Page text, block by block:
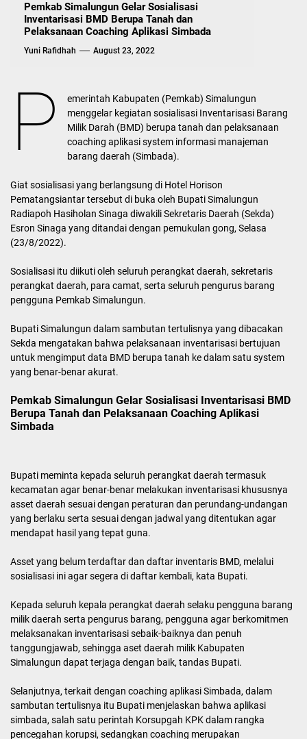
Pemkab Simalungun Gelar Sosialisasi
Inventarisasi BMD Berupa Tanah dan
Pelaksanaan Coaching Aplikasi Simbada
Yuni Rafidhah August 23, 2022
P
emerintah Kabupaten (Pemkab) Simalungun
menggelar kegiatan sosialisasi Inventarisasi Barang
Milik Darah (BMD) berupa tanah dan pelaksanaan
coaching aplikasi system informasi manajeman
barang daerah (Simbada).
Giat sosialisasi yang berlangsung di Hotel Horison
Pematangsiantar tersebut di buka oleh Bupati Simalungun
Radiapoh Hasiholan Sinaga diwakili Sekretaris Daerah (Sekda)
Esron Sinaga yang ditandai dengan pemukulan gong, Selasa
(23/8/2022).
Sosialisasi itu diikuti oleh seluruh perangkat daerah, sekretaris
perangkat daerah, para camat, serta seluruh pengurus barang
pengguna Pemkab Simalungun.
Bupati Simalungun dalam sambutan tertulisnya yang dibacakan
Sekda mengatakan bahwa pelaksanaan inventarisasi bertujuan
untuk mengimput data BMD berupa tanah ke dalam satu system
yang benar-benar akurat.
Pemkab Simalungun Gelar Sosialisasi Inventarisasi BMD
Berupa Tanah dan Pelaksanaan Coaching Aplikasi
Simbada
kecamatan agar benar-benar melakukan inventarisasi khususnya
asset daerah sesuai dengan peraturan dan perundang-undangan
mendapat hasil yang tepat guna.
Asset yang belum terdaftar dan daftar inventaris BMD, melalui
sosialisasi ini agar segera di daftar kembali, kata Bupati.
milik daerah serta pengurus barang, pengguna agar berkomitmen
melaksanakan inventarisasi sebaik-baiknya dan penuh
tanggungjawab, sehingga aset daerah milik Kabupaten
Simalungun dapat terjaga dengan baik, tandas Bupati.